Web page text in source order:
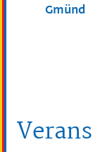
Gmünd